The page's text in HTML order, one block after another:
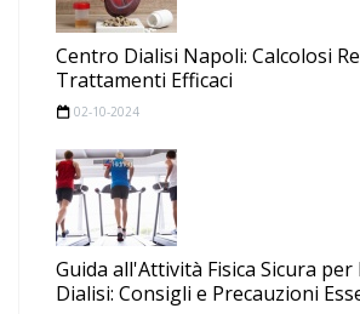
Centro Dialisi Napoli: Calcolosi
Trattamenti Efficaci
02-10-2024
Guida all'Attività Fisica Sicura per
Dialisi: Consigli e Precauzioni